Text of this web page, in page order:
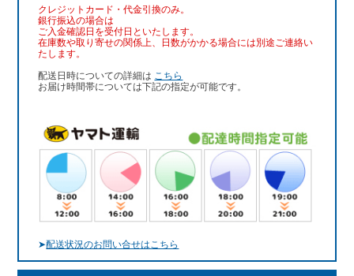
クレジットカード・代金引換のみ。
銀行振込の場合は
ご入金確認日を受付日といたします。
在庫数や取り寄せの関係上、日数がかかる場合には別途ご連絡い
たします。
配送日時についての詳細は こちら
お届け時間帯については下記の指定が可能です。
➤配送状況のお問い合せはこちら